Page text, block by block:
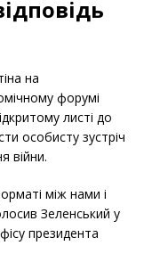
на
форумі
листі до
особисту зустріч
війни.
між нами і
Зеленський у
президента